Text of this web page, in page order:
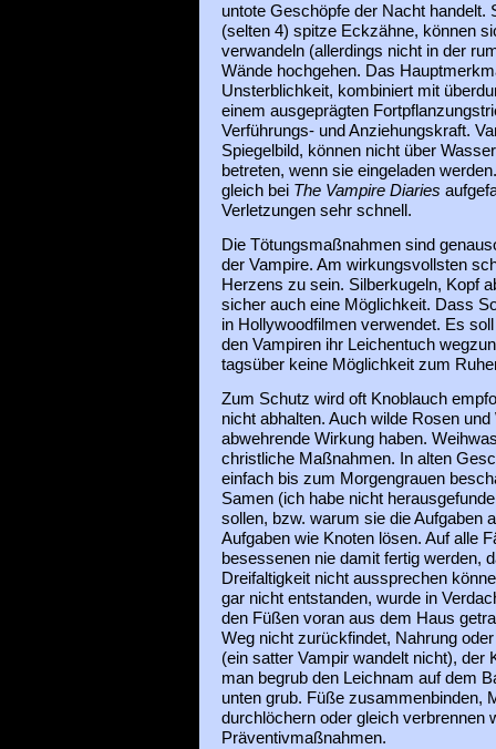
untote Geschöpfe der Nacht handelt.
(selten 4) spitze Eckzähne, können
verwandeln (allerdings nicht in der
Wände hochgehen. Das
Unsterblichkeit, kombiniert mit
einem ausgeprägten
Verführungs- und Anziehungskraft.
Spiegelbild, können nicht über
betreten, wenn sie eingeladen
gleich bei The Vampire Diaries
Verletzungen sehr schnell.
Die Tötungsmaßnahmen sind
der Vampire. Am wirkungsvollsten
Herzens zu sein. Silberkugeln, Kopf
sicher auch eine Möglichkeit. Dass
in Hollywoodfilmen verwendet. Es
den Vampiren ihr Leichentuch
tagsüber keine Möglichkeit zum
Zum Schutz wird oft Knoblauch
nicht abhalten. Auch wilde Rosen
abwehrende Wirkung haben.
christliche Maßnahmen. In alten
einfach bis zum Morgengrauen
Samen (ich habe nicht
sollen, bzw. warum sie die Aufgaben
Aufgaben wie Knoten lösen. Auf alle
besessenen nie damit fertig werden,
Dreifaltigkeit nicht aussprechen
gar nicht entstanden, wurde in
den Füßen voran aus dem Haus
Weg nicht zurückfindet, Nahrung
(ein satter Vampir wandelt nicht), der
man begrub den Leichnam auf dem
unten grub. Füße zusammenbinden,
durchlöchern oder gleich verbrennen
Präventivmaßnahmen.